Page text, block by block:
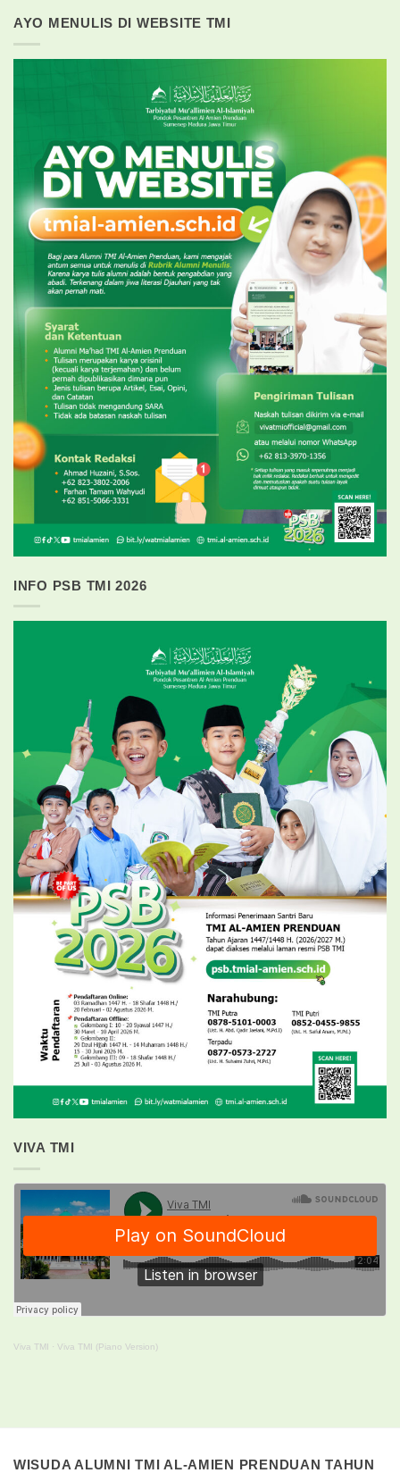
AYO MENULIS DI WEBSITE TMI
INFO PSB TMI 2026
VIVA TMI
Viva TMI · Viva TMI (Piano Version)
WISUDA ALUMNI TMI AL-AMIEN PRENDUAN TAHUN